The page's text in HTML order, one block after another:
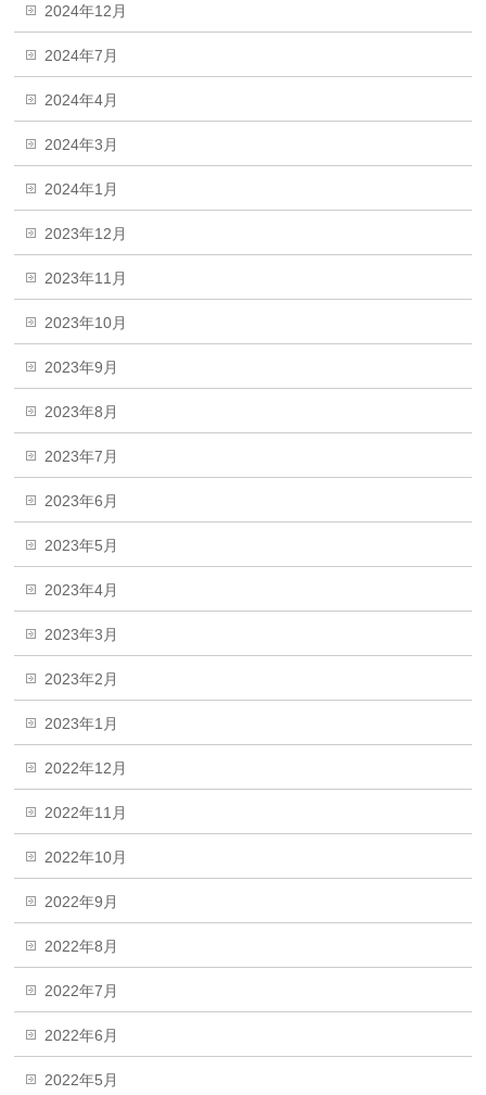
2024年12月
2024年7月
2024年4月
2024年3月
2024年1月
2023年12月
2023年11月
2023年10月
2023年9月
2023年8月
2023年7月
2023年6月
2023年5月
2023年4月
2023年3月
2023年2月
2023年1月
2022年12月
2022年11月
2022年10月
2022年9月
2022年8月
2022年7月
2022年6月
2022年5月